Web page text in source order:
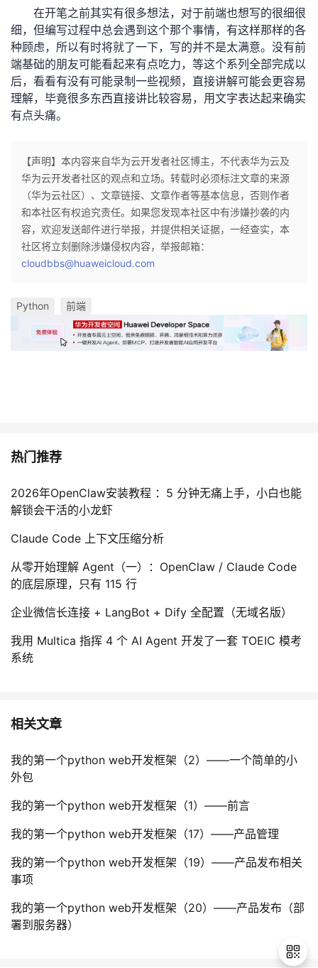
在开笔之前其实有很多想法，对于前端也想写的很细很
细，但编写过程中总会遇到这个那个事情，有这样那样的各
种顾虑，所以有时将就了一下，写的并不是太满意。没有前
端基础的朋友可能看起来有点吃力，等这个系列全部完成以
后，看看有没有可能录制一些视频，直接讲解可能会更容易
理解，毕竟很多东西直接讲比较容易，用文字表达起来确实
有点头痛。
【声明】本内容来自华为云开发者社区博主，不代表华为云及
华为云开发者社区的观点和立场。转载时必须标注文章的来源
（华为云社区）、文章链接、文章作者等基本信息，否则作者
和本社区有权追究责任。如果您发现本社区中有涉嫌抄袭的内
容，欢迎发送邮件进行举报，并提供相关证据，一经查实，本
社区将立刻删除涉嫌侵权内容，举报邮箱：
cloudbbs@huaweicloud.com
Python 前端
热门推荐
2026年OpenClaw安装教程 ：5 分钟无痛上手，小白也能
解锁会干活的小龙虾
Claude Code 上下文压缩分析
从零开始理解 Agent（一）：OpenClaw / Claude Code
的底层原理，只有 115 行
企业微信长连接 + LangBot + Dify 全配置（无域名版）
我用 Multica 指挥 4 个 AI Agent 开发了一套 TOEIC 模考
系统
相关文章
我的第一个python web开发框架（2）——一个简单的小
外包
我的第一个python web开发框架（1）——前言
我的第一个python web开发框架（17）——产品管理
我的第一个python web开发框架（19）——产品发布相关
事项
我的第一个python web开发框架（20）——产品发布（部
署到服务器）